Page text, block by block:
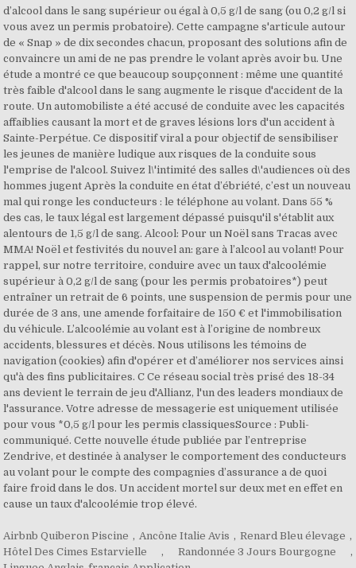
Airbnb Quiberon Piscine , Ancône Italie Avis , Renard Bleu élevage ,
Hôtel Des Cimes Estarvielle
, Randonnée 3 Jours Bourgogne
,